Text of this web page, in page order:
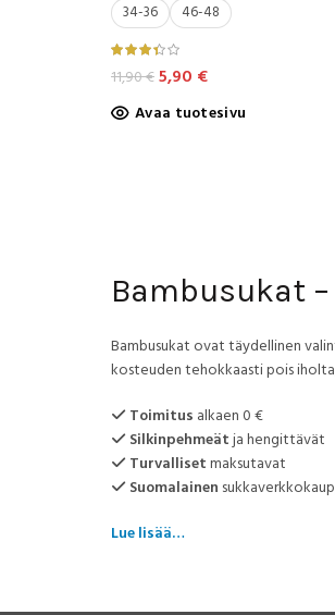
34-36 46-48
11,90€Alkuperäinen
hinta
5,90 €Nykyinen
hinta
Avaa tuotesivu
valinnat
tuotteen
Bambusukat
Bambusukat ovat täydellinen
kosteuden tehokkaasti pois
Toimitus alkaen 0 €
Silkinpehmeätja hengittävät
Turvallisetmaksutavat
Suomalainen
Lue lisää…